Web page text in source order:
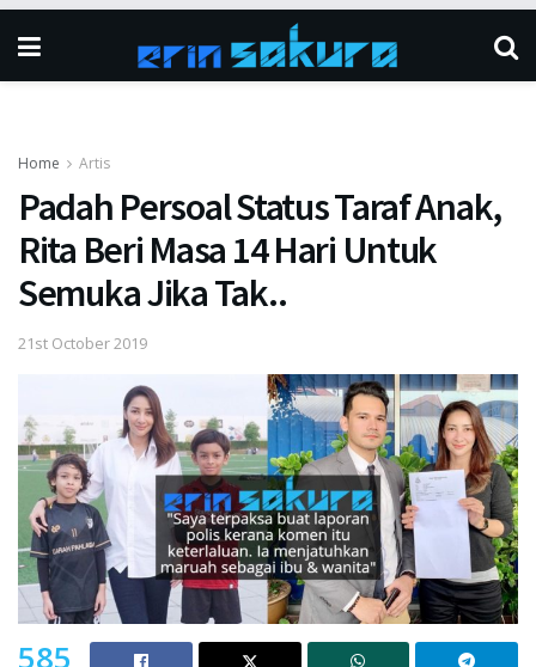
Home Artis
Padah Persoal Status Taraf Anak,
Rita Beri Masa 14 Hari Untuk
Semuka Jika Tak..
21st October 2019
585